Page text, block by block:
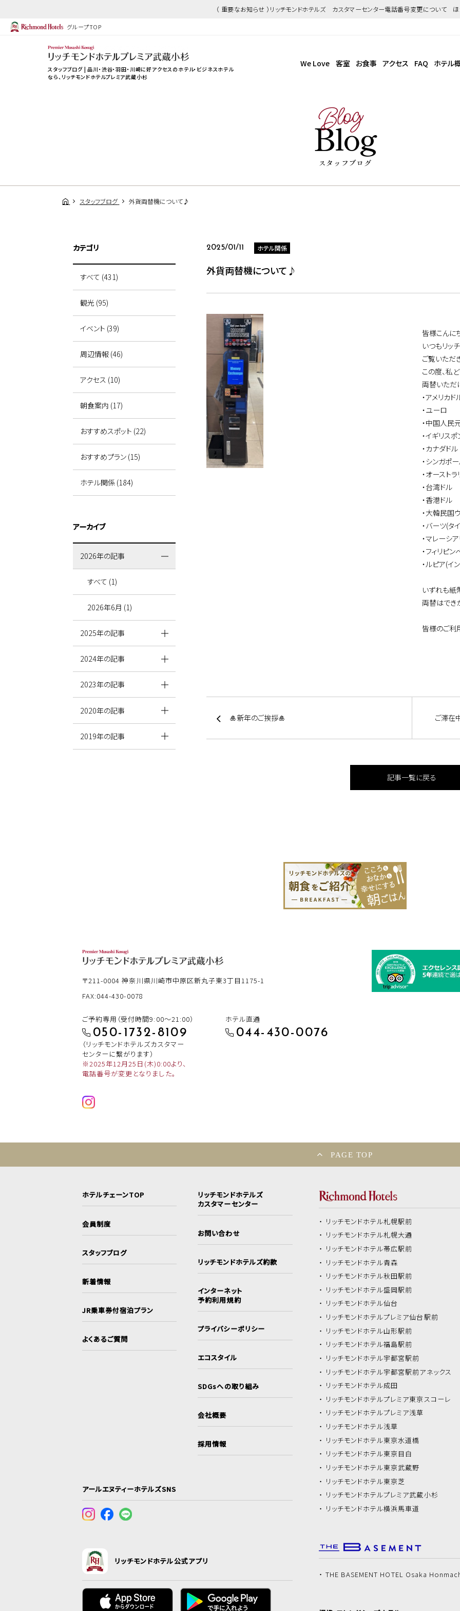
（ 重要なお知らせ ）リッチモンドホテルズ カスタマーセンター電話番号変更について
グループTOP
スタッフブログ | 品川・渋谷・羽田・川崎に好アクセスのホテル・ビジネスホテル
なら、 リッチモンドホテルプレミア武蔵小杉
We Love 客室 お食事 アクセス FAQ ホテル
Blog
Blog
スタッフブログ
スタッフブログ 外貨両替機について♪
2025/01/11 ホテル関係
外貨両替機について♪
皆様こんに
いつもリッ
ご覧いただ
この度、私
両替いただ
・アメリカド
・ユーロ
・中国人民
・イギリスポ
・カナダドル
・シンガポ
・オースト
・台湾ドル
・香港ドル
・大韓民国
・バーツ(タ
・マレーシ
・フィリピン
・ルピア(イ
いずれも紙
両替はでき
皆様のご利
🎍新年のご挨拶🎍 ご滞在
記事一覧に戻る
カテゴリ
すべて (431)
観光 (95)
イベント (39)
周辺情報 (46)
アクセス (10)
朝食案内 (17)
おすすめスポット (22)
おすすめプラン (15)
ホテル関係 (184)
アーカイブ
2026年の記事
すべて (1)
2026年6月 (1)
2025年の記事
2024年の記事
2023年の記事
2020年の記事
2019年の記事
〒211-0004神奈川県川崎市中原区新丸子東3丁目1175-1
FAX:044-430-0078
ご予約専用（受付時間9:00～21:00）
050-1732-8109
（リッチモンドホテルズカスタマー
センターに繋がります）
※2025年12月25日(木)0:00より、
電話番号が変更となりました。
ホテル直通
044-430-0076
PAGE TOP
ホテルチェーンTOP
会員制度
スタッフブログ
新着情報
JR乗車券付宿泊プラン
よくあるご質問
リッチモンドホテルズ
カスタマーセンター
お問い合わせ
リッチモンドホテルズ約款
インターネット
予約利用規約
プライバシーポリシー
エコスタイル
SDGsへの取り組み
会社概要
採用情報
アールエヌティーホテルズSNS
リッチモンドホテル公式アプリ
リッチモンドホテル札幌駅前
リッチモンドホテル札幌大通
リッチモンドホテル帯広駅前
リッチモンドホテル青森
リッチモンドホテル秋田駅前
リッチモンドホテル盛岡駅前
リッチモンドホテル仙台
リッチモンドホテルプレミア仙台駅前
リッチモンドホテル山形駅前
リッチモンドホテル福島駅前
リッチモンドホテル宇都宮駅前
リッチモンドホテル宇都宮駅前アネックス
リッチモンドホテル成田
リッチモンドホテルプレミア東京スコーレ
リッチモンドホテルプレミア浅草
リッチモンドホテル浅草
リッチモンドホテル東京水道橋
リッチモンドホテル東京目白
リッチモンドホテル東京武蔵野
リッチモンドホテル東京芝
リッチモンドホテルプレミア武蔵小杉
リッチモンドホテル横浜馬車道
THE BASEMENT HOTEL Osaka